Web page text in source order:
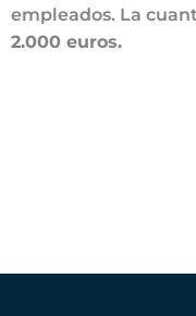
empleados. La
2.000 euros.